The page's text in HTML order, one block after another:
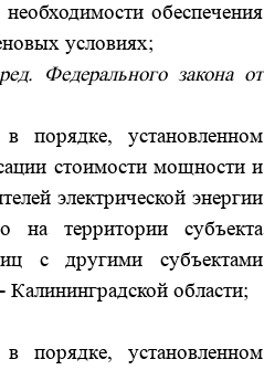
обеспечения
условиях;
Федерального закона от
порядке, установленном
стоимости мощности и
электрической энергии
на территории субъекта
с другими субъектами
области;
порядке, установленном